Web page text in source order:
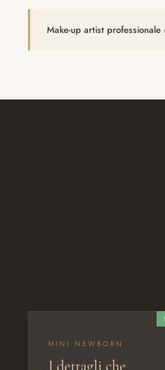
Make-up artist professionale
MINI NEWBORN
I dettagli che